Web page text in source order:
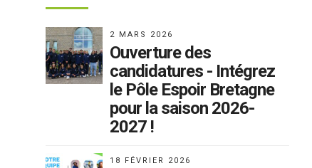
2 MARS 2026
Ouverture des
candidatures - Intégrez
le Pôle Espoir Bretagne
pour la saison 2026-
2027 !
18 FÉVRIER 2026